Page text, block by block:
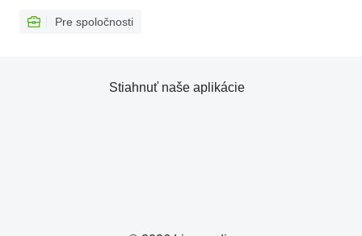
Pre spoločnosti
Stiahnuť naše aplikácie